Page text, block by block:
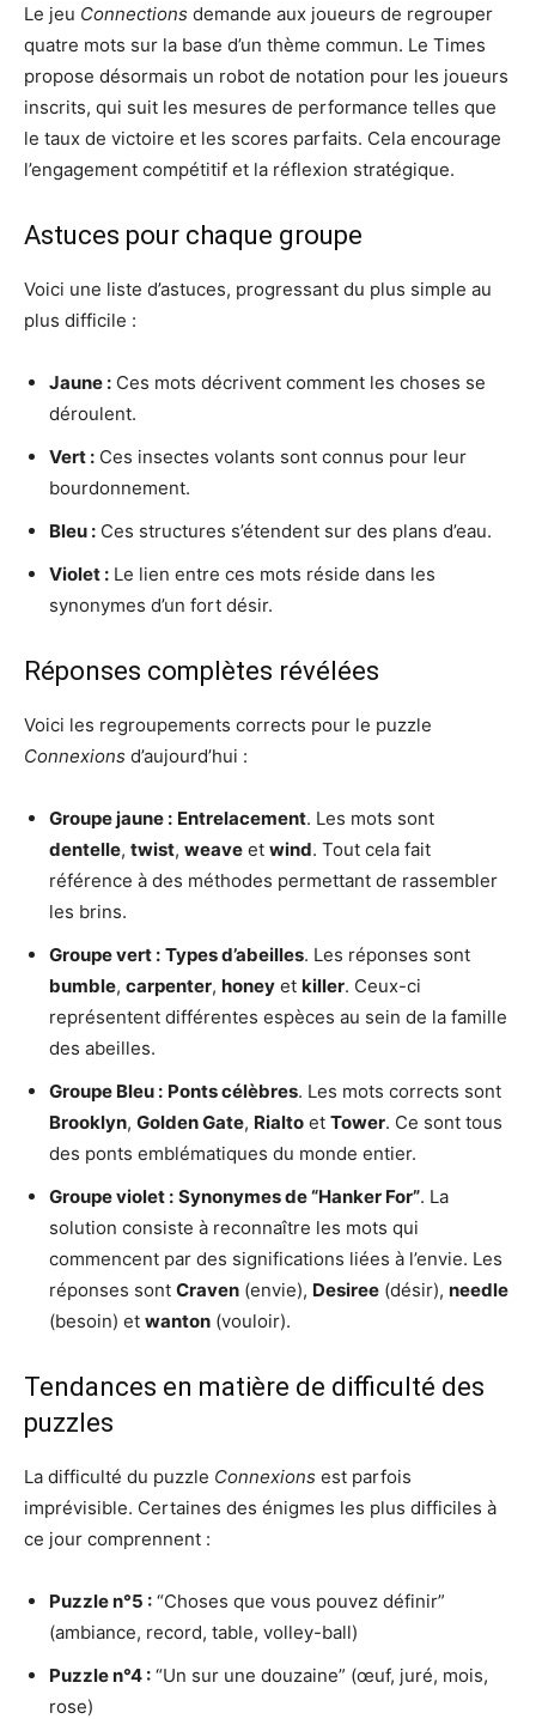
Le jeu Connections demande aux joueurs de regrouper
quatre mots sur la base d’un thème commun. Le Times
propose désormais un robot de notation pour les joueurs
inscrits, qui suit les mesures de performance telles que
le taux de victoire et les scores parfaits. Cela encourage
l’engagement compétitif et la réflexion stratégique.
Astuces pour chaque groupe
Voici une liste d’astuces, progressant du plus simple au
plus difficile :
Jaune : Ces mots décrivent comment les choses se
déroulent.
Vert : Ces insectes volants sont connus pour leur
bourdonnement.
Bleu : Ces structures s’étendent sur des plans d’eau.
Violet : Le lien entre ces mots réside dans les
synonymes d’un fort désir.
Réponses complètes révélées
Voici les regroupements corrects pour le puzzle
Connexions d’aujourd’hui :
Groupe jaune : Entrelacement. Les mots sont
dentelle, twist, weave et wind. Tout cela fait
référence à des méthodes permettant de rassembler
les brins.
Groupe vert : Types d’abeilles. Les réponses sont
bumble, carpenter, honey et killer. Ceux-ci
représentent différentes espèces au sein de la famille
des abeilles.
Groupe Bleu : Ponts célèbres. Les mots corrects sont
Brooklyn, Golden Gate, Rialto et Tower. Ce sont tous
des ponts emblématiques du monde entier.
Groupe violet : Synonymes de “Hanker For”. La
solution consiste à reconnaître les mots qui
commencent par des significations liées à l’envie. Les
réponses sont Craven (envie), Desiree (désir), needle
(besoin) et wanton (vouloir).
Tendances en matière de difficulté des
puzzles
La difficulté du puzzle Connexions est parfois
imprévisible. Certaines des énigmes les plus difficiles à
ce jour comprennent :
Puzzle n°5 : “Choses que vous pouvez définir”
(ambiance, record, table, volley-ball)
Puzzle n°4 : “Un sur une douzaine” (œuf, juré, mois,
rose)